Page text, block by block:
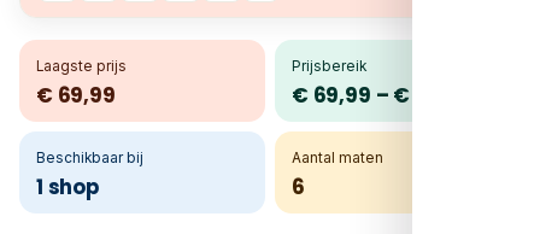
Laagste prijs
€ 69,99
Prijsbereik
€ 69,99 – € 69,99
Beschikbaar bij
1 shop
Aantal maten
6